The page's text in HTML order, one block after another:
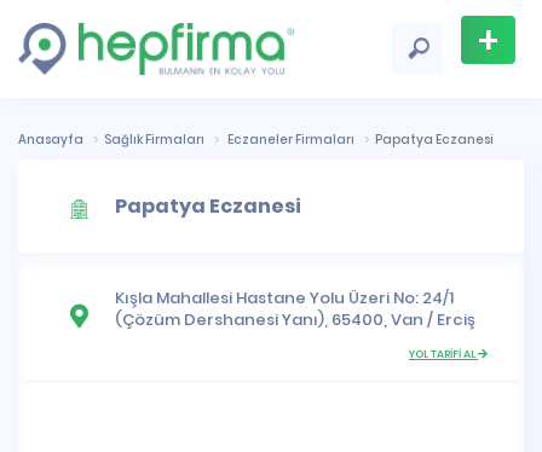
+
Ekle
Anasayfa Sağlık Firmaları Eczaneler Firmaları Papatya Eczanesi
Papatya Eczanesi
Kışla Mahallesi Hastane Yolu Üzeri No: 24/1
(Çözüm Dershanesi Yanı), 65400,Van / Erciş
YOL TARİFİ AL